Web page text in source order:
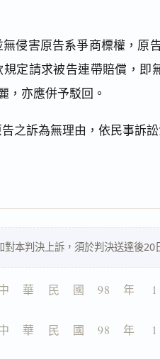
侵害原告系爭商標權，原
規定請求被告連帶賠償，
，亦應併予駁回。
之訴為無理由，依民事訴訟
本判決上訴，須於判決送達後20
華    民    國    98    年
華    民    國    98    年